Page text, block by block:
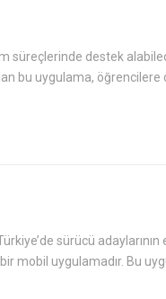
süreçlerinde destek
bu uygulama, öğrencilere
sürücü adaylarının
mobil uygulamadır. Bu